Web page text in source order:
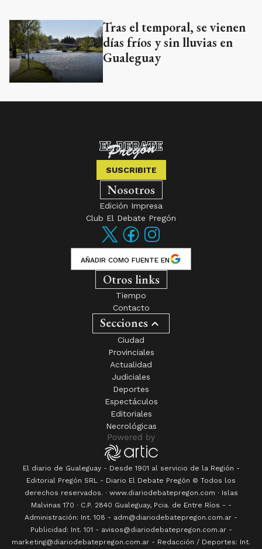
Tras el temporal, se vienen
días fríos y sin lluvias en
Gualeguay
SUSCRIBITE
Nosotros
Edición Impresa
Club El Debate Pregón
AÑADIR COMO FUENTE EN
Otros links
Tiempo
Contacto
Secciones
Ciudad
Provinciales
Actualidad
Judiciales
Deportes
Espectáculos
Editoriales
Necrológicas
El diario de Gualeguay - Desde 1901 al servicio de la Región -
Editorial Pregón SRL - Diario El Debate Pregón © Todos los
derechos reservados. · www.diariodebatepregon.com · Islas
Malvinas 170 · C.P. 2840 Gualeguay, Pcia. de Entre Ríos - -
Administración: Int. 108 - adm@diariodebatepregon.com.ar -
Publicidad: Int. 101 - avisos@diariodebatepregon.com.ar -
marketing@diariodebatepregon.com.ar - Redacción / Deportes: Int.